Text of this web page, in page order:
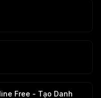
Free - Tạo Danh